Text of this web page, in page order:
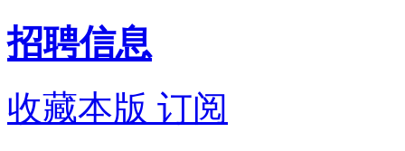
招聘信息
收藏本版 订阅